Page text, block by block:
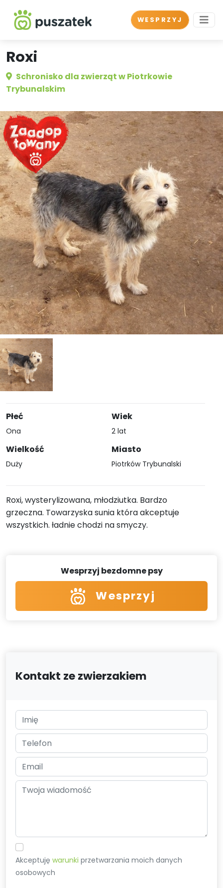
WESPRZYJ
Roxi
Schronisko dla zwierząt w Piotrkowie
Trybunalskim
Płeć
Ona
Wielkość
Duży
Wiek
2 lat
Miasto
Piotrków Trybunalski
Roxi, wysterylizowana, młodziutka. Bardzo
grzeczna. Towarzyska sunia która akceptuje
wszystkich. ładnie chodzi na smyczy.
Wesprzyj bezdomne psy
Wesprzyj
Kontakt ze zwierzakiem
Akceptujęwarunki przetwarzania moich danych
osobowych